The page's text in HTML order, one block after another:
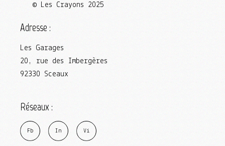
© Les Crayons 2025
Adresse :
Les Garages
20, rue des Imbergères
92330 Sceaux
Réseaux :
Fb In Vi